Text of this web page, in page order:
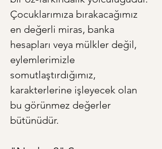
Çocuklarımıza bırakacağımız
en değerli miras, banka
hesapları veya mülkler değil,
eylemlerimizle
somutlaştırdığımız,
karakterlerine işleyecek olan
bu görünmez değerler
bütünüdür.